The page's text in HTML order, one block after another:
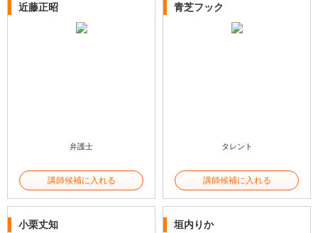
近藤正昭
弁護士
講師候補に入れる
青芝フック
タレント
講師候補に入れる
小栗丈知 垣内りか